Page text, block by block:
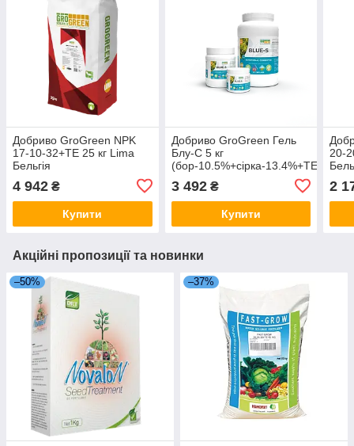
Добриво GroGreen NPK
17-10-32+TE 25 кг Lima
Бельгія
4 942 ₴
Купити
Добриво GroGreen Гель
Блу-С 5 кг
(бор-10.5%+сірка-13.4%+ТE)
3 492₴
Купити
20-
2
Акційні пропозиції та новинки
–50% –37%